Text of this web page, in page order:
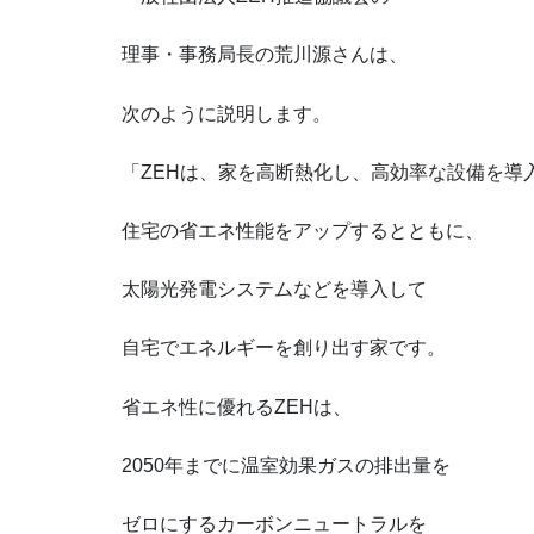
理事・事務局長の荒川源さんは、
次のように説明します。
「ZEHは、家を高断熱化し、高効率な設備を導
住宅の省エネ性能をアップするとともに、
太陽光発電システムなどを導入して
自宅でエネルギーを創り出す家です。
省エネ性に優れるZEHは、
2050年までに温室効果ガスの排出量を
ゼロにするカーボンニュートラルを